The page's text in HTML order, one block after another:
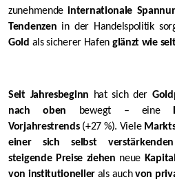
zunehmendeinternationale
Tendenzen in der Handelspolitik
Gold als sicherer Hafen glänzt wie
Seit Jahresbeginn hat sich der
nach oben bewegt – eine
Vorjahrestrends(+27 %). Viele
einer sich selbst
steigende Preise ziehen neue
von institutioneller als auchvon